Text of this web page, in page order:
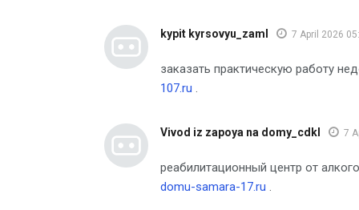
kypit kyrsovyu_zaml 7 April 2026
заказать практическую работу
107.ru .
Vivod iz zapoya na domy_cdkl 7
реабилитационный центр от
domu-samara-17.ru .